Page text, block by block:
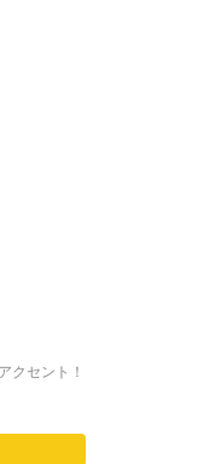
クセント！